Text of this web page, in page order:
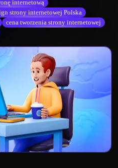
internetową
strony internetowej Polska
cena tworzenia strony internetowej